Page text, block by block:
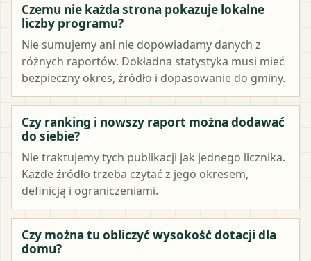
Czemu nie każda strona pokazuje lokalne
liczby programu?
Nie sumujemy ani nie dopowiadamy danych z
różnych raportów. Dokładna statystyka musi mieć
bezpieczny okres, źródło i dopasowanie do gminy.
Czy ranking i nowszy raport można dodawać
do siebie?
Nie traktujemy tych publikacji jak jednego licznika.
Każde źródło trzeba czytać z jego okresem,
definicją i ograniczeniami.
Czy można tu obliczyć wysokość dotacji dla
domu?